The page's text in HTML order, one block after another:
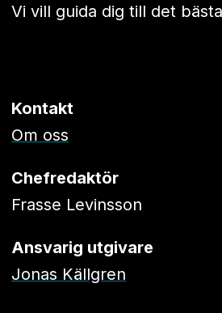
Vi vill guida dig till det
Kontakt
Om oss
Chefredaktör
Frasse Levinsson
Ansvarig utgivare
Jonas Källgren